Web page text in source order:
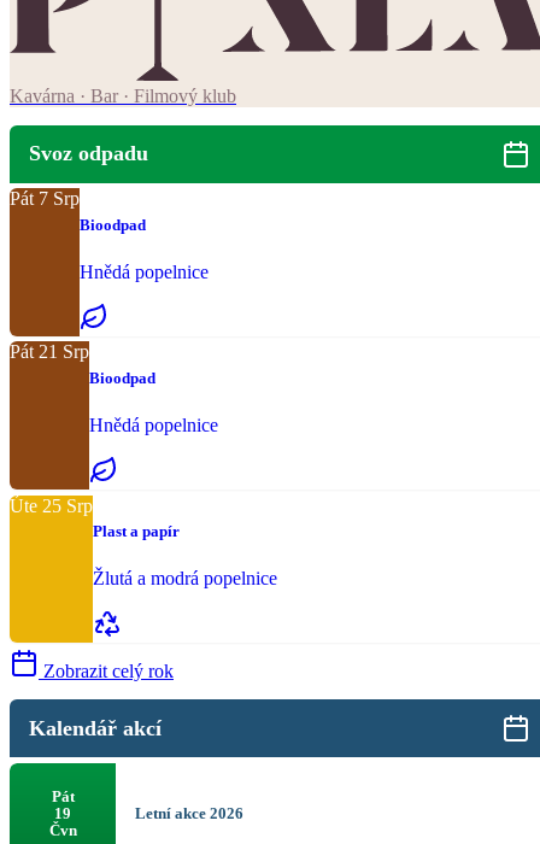
Kavárna · Bar · Filmový klub
Svoz odpadu
Pát 7 Srp
Bioodpad
Hnědá popelnice
Pát 21 Srp
Bioodpad
Hnědá popelnice
Úte 25 Srp
Plast a papír
Žlutá a modrá popelnice
Zobrazit celý rok
Kalendář akcí
Pát
19
Čvn
Letní akce 2026